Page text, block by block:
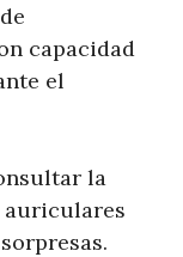
capacidad
el
la